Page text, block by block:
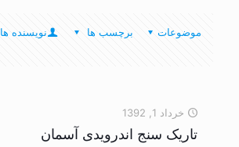
موضوعات برچسب ها
نویسنده ها
خرداد 1, 1392
تاریک سنج اندرویدی آسمان